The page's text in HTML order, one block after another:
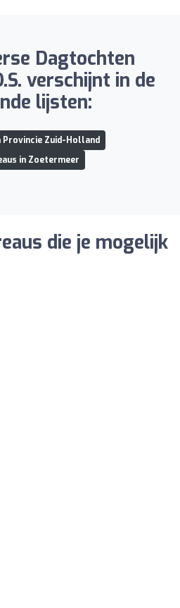
Dagtochten
verschijnt in de
lijsten:
Provincie Zuid-Holland
in Zoetermeer
die je mogelijk